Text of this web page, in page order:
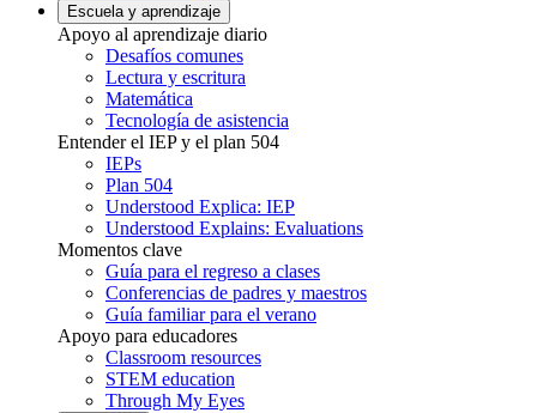
Escuela y aprendizaje
Apoyo al aprendizaje diario
Desafíos comunes
Lectura y escritura
Matemática
Tecnología de asistencia
Entender el IEP y el plan 504
IEPs
Plan 504
Understood Explica: IEP
Understood Explains: Evaluations
Momentos clave
Guía para el regreso a clases
Conferencias de padres y maestros
Guía familiar para el verano
Apoyo para educadores
Classroom resources
STEM education
Through My Eyes